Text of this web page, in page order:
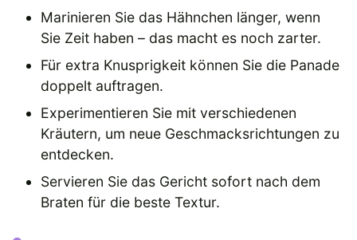
Marinieren Sie das Hähnchen länger, wenn
Sie Zeit haben – das macht es noch zarter.
Für extra Knusprigkeit können Sie die Panade
doppelt auftragen.
Experimentieren Sie mit verschiedenen
Kräutern, um neue Geschmacksrichtungen zu
entdecken.
Servieren Sie das Gericht sofort nach dem
Braten für die beste Textur.